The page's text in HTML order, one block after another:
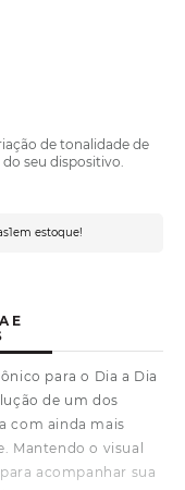
de tonalidade de
seu dispositivo.
1em estoque!
E
para o Dia a Dia
de um dos
com ainda mais
Mantendo o visual
acompanhar sua